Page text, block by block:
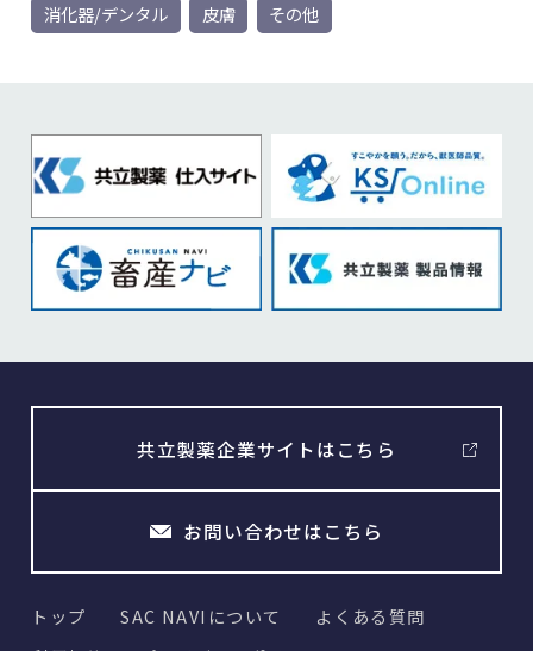
消化器/デンタル
皮膚 その他
共立製薬企業サイトはこちら
お問い合わせはこちら
トップ SAC NAVIについて
よくある質問